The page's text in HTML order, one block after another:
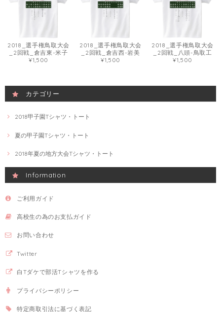
2018_選手権鳥取大会
_2回戦_倉吉東-米子
¥1,500
2018_選手権鳥取大会
_2回戦_倉吉西-岩美
¥1,500
2018_選手権鳥取大会
_2回戦_八頭-鳥取工
¥1,500
カテゴリー
2018甲子園Tシャツ・トート
夏の甲子園Tシャツ・トート
2018年夏の地方大会Tシャツ・トート
Information
ご利用ガイド
高校生の為のお支払ガイド
お問い合わせ
Twitter
白Tダケで部活Tシャツを作る
プライバシーポリシー
特定商取引法に基づく表記